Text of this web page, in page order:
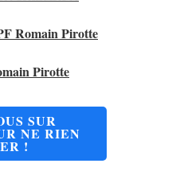
Romain Pirotte
Pirotte
SUR
NE RIEN
!